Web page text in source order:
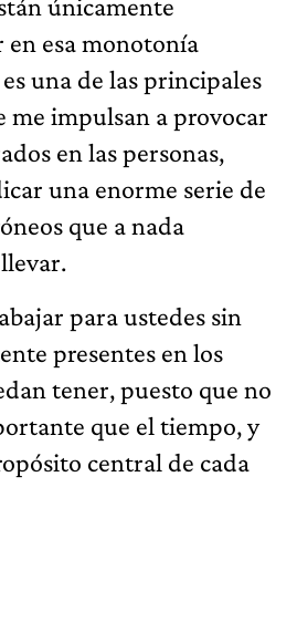
en esa monotonía
una de las principales
me impulsan a provocar
en las personas,
una enorme serie de
que a nada
para ustedes sin
presentes en los
tener, puesto que no
que el tiempo, y
central de cada